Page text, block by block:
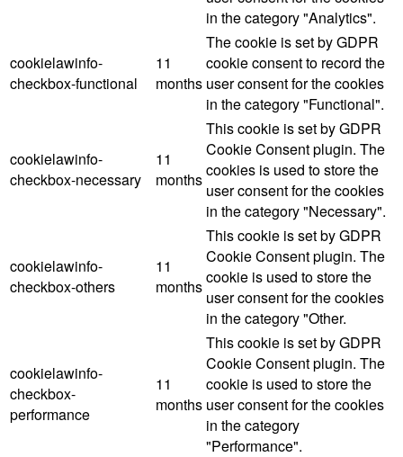
in the category "Analytics".
cookielawinfo-
checkbox-functional
11
months
The cookie is set by GDPR
cookie consent to record the
user consent for the cookies
in the category "Functional".
cookielawinfo-
checkbox-necessary
11
months
This cookie is set by GDPR
Cookie Consent plugin. The
cookies is used to store the
user consent for the cookies
in the category "Necessary".
cookielawinfo-
checkbox-others
11
months
This cookie is set by GDPR
Cookie Consent plugin. The
cookie is used to store the
user consent for the cookies
in the category "Other.
cookielawinfo-
checkbox-
performance
11
months
This cookie is set by GDPR
Cookie Consent plugin. The
cookie is used to store the
user consent for the cookies
in the category
"Performance".